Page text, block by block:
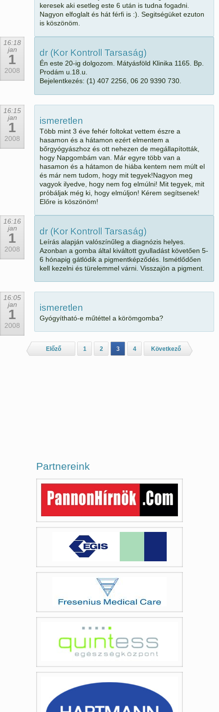
keresek aki esetleg este 6 után is tudna fogadni.
Nagyon elfoglalt és hát férfi is :). Segitségüket ezuton
is köszönöm.
16:18
jan
1
2008
dr (Kor Kontroll Tarsaság)
Én este 20-ig dolgozom. Mátyásföld Klinika 1165. Bp.
Prodám u.18.u.
Bejelentkezés: (1) 407 2256, 06 20 9390 730.
16:15
jan
1
2008
ismeretlen
Több mint 3 éve fehér foltokat vettem észre a
hasamon és a hátamon ezért elmentem a
bőrgyógyászhoz és ott nehezen de megállapították,
hogy Napgombám van. Már egyre több van a
hasamon és a hátamon de hiába kentem nem múlt el
és már nem tudom, hogy mit tegyek!Nagyon meg
vagyok ilyedve, hogy nem fog elmúlni! Mit tegyek, mit
próbáljak még ki, hogy elmúljon! Kérem segítsenek!
Előre is köszönöm!
16:16
jan
1
2008
dr (Kor Kontroll Tarsaság)
Leírás alapján valószínűleg a diagnózis helyes.
Azonban a gomba által kiváltott gyulladást követően 5-
6 hónapig gátlódik a pigmentképződés. Ismétlődően
kell kezelni és türelemmel várni. Visszajön a pigment.
16:05
jan
1
2008
ismeretlen
Gyógyítható-e műtéttel a körömgomba?
Előző 1 2 3 4 Következő
Partnereink